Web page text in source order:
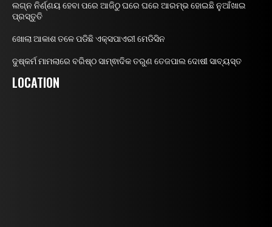
ଲଗ୍ନ ନିର୍ଣ୍ଣୟ ହେବା ପରେ ଆଜିଠୁ ଘରେ ଘରେ ଆରମ୍ଭ ହୋଇଛି ନୁଆଁଖାଇ
ପ୍ରସ୍ତୁତି
ଖୋଲା ଆକାଶ ତଳେ ପଡିଛି ଏକ୍ସପାଏରୀ ମେଡିସିନ
ଦୁଷ୍କର୍ମ ମାମଲାରେ ବରିଷ୍ଠ ସାମ୍ଵାଦିକ ତରୁଣ ତେଜପାଲ ଦୋଷୀ ସାବ୍ୟସ୍ତ
LOCATION